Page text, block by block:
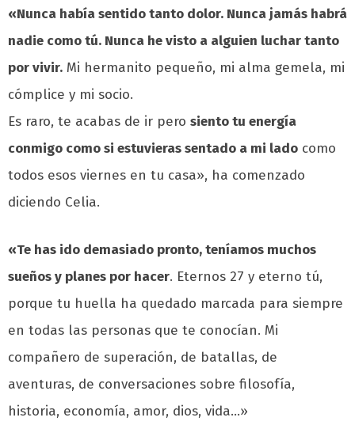
«Nunca había sentido tanto dolor. Nunca jamás habrá
nadie como tú. Nunca he visto a alguien luchar tanto
por vivir. Mi hermanito pequeño, mi alma gemela, mi
cómplice y mi socio.
Es raro, te acabas de ir pero siento tu energía
conmigo como si estuvieras sentado a mi lado como
todos esos viernes en tu casa», ha comenzado
diciendo Celia.
«Te has ido demasiado pronto, teníamos muchos
sueños y planes por hacer. Eternos 27 y eterno tú,
porque tu huella ha quedado marcada para siempre
en todas las personas que te conocían. Mi
compañero de superación, de batallas, de
aventuras, de conversaciones sobre filosofía,
historia, economía, amor, dios, vida…»